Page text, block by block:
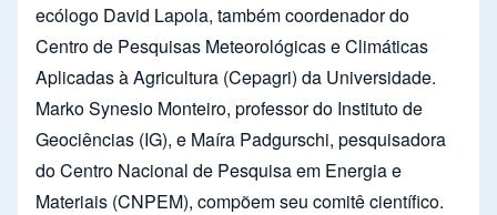
ecólogo David Lapola, também coordenador do
Centro de Pesquisas Meteorológicas e Climáticas
Aplicadas à Agricultura (Cepagri) da Universidade.
Marko Synesio Monteiro, professor do Instituto de
Geociências (IG), e Maíra Padgurschi, pesquisadora
do Centro Nacional de Pesquisa em Energia e
Materiais (CNPEM), compõem seu comitê científico.